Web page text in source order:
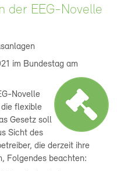
der EEG-Novelle
im Bundestag am
Novelle
flexible
Gesetz soll
Sicht des
die derzeit ihre
Folgendes beachten: